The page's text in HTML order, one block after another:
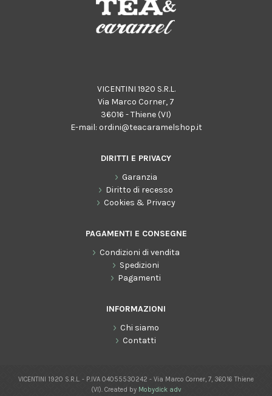
VICENTINI 1920 S.R.L.
Via Marco Corner, 7
36016 - Thiene (VI)
E-mail: ordini@teacaramelshop.it
DIRITTI E PRIVACY
Garanzia
Diritto di recesso
Cookies & Privacy
PAGAMENTI E CONSEGNE
Condizioni di vendita
Spedizioni
Pagamenti
INFORMAZIONI
Chi siamo
Contatti
VICENTINI 1920 S.R.L. - P.IVA 04055530242 - Via Marco Corner, 7, 36016 Thiene
(VI). Created by Mobydick adv